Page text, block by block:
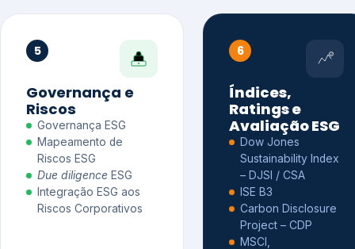
5
Governança e
Riscos
Governança ESG
Mapeamento de
Riscos ESG
Due diligence ESG
Integração ESG aos
Riscos Corporativos
6
Índices,
Ratings e
Avaliação ESG
Dow Jones
Sustainability Index
– DJSI / CSA
ISE B3
Carbon Disclosure
Project – CDP
MSCI,